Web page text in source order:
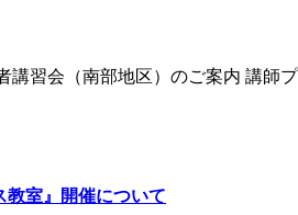
講習会（南部地区）のご案内 講師
教室』開催について